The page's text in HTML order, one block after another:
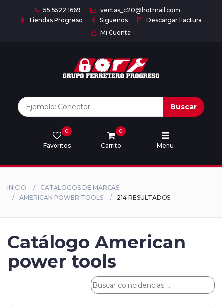
55 5522 1669
ventas_c20@hotmail.com
Tiendas Progreso
Siguenos
Descargar Factura
Mi Cuenta
Buscar
Favoritos
0
Carrito
0
Menu
Marcas
Descargar
INICIO
CATALOGOS DE MARCAS
AMERICAN POWER TOOLS
214 RESULTADOS
Catálogo American
power tools